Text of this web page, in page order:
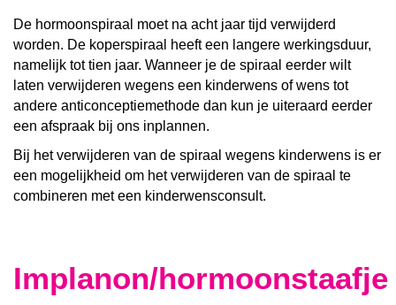
De hormoonspiraal moet na acht jaar tijd verwijderd
worden. De koperspiraal heeft een langere werkingsduur,
namelijk tot tien jaar. Wanneer je de spiraal eerder wilt
laten verwijderen wegens een kinderwens of wens tot
andere anticonceptiemethode dan kun je uiteraard eerder
een afspraak bij ons inplannen.
Bij het verwijderen van de spiraal wegens kinderwens is er
een mogelijkheid om het verwijderen van de spiraal te
combineren met een kinderwensconsult.
Implanon/hormoonstaafje